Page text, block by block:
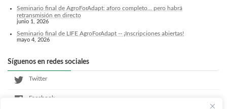
Seminario final de AgroForAdapt: aforo completo... pero habrá
retransmisión en directo
junio 1, 2026
Seminario final de LIFE AgroForAdapt -- ¡Inscripciones abiertas!
mayo 4, 2026
Síguenos en redes sociales
Twitter
Facebook